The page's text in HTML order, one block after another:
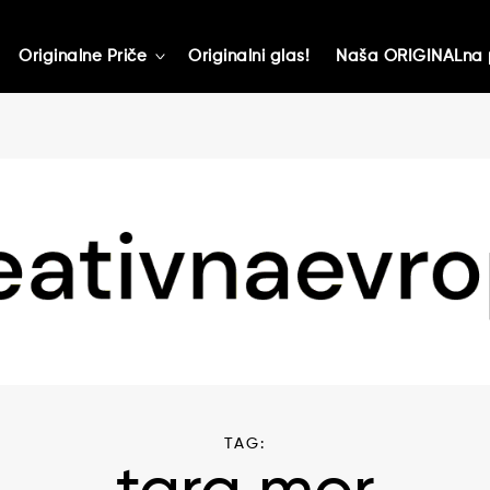
Originalne Priče toggle
Originalni glas! Naša
TAG: